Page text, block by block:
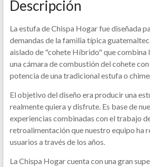
Descripción
La estufa de Chispa Hogar fue diseñada
demandas de la familia típica
aislado de "cohete Híbrido" que combina
una cámara de combustión del cohete
potencia de una tradicional estufa o
El objetivo del diseño era producir una
realmente quiera y disfrute. Es base de
experiencias combinadas con el trabajo
retroalimentación que nuestro equipo ha
usuarios a través de los años.
La Chispa Hogar cuenta con una gran